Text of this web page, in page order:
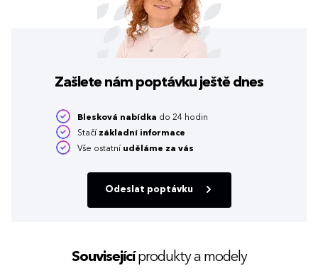
Zašlete nám poptávku ještě dnes
Blesková nabídka do 24 hodin
Stačí základní informace
Vše ostatní uděláme za vás
Odeslat poptávku
Souvisejícíprodukty a modely